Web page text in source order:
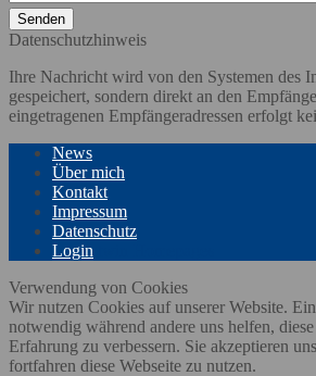
Senden
Datenschutzhinweis
Ihre Nachricht wird von den Systemen des
gespeichert, sondern direkt an den
eingetragenen Empfängeradressen erfolgt
News
Über mich
Kontakt
Impressum
Datenschutz
Login
Verwendung von Cookies
Wir nutzen Cookies auf unserer Website.
notwendig während andere uns helfen,
Erfahrung zu verbessern. Sie akzeptieren
fortfahren diese Webseite zu nutzen.